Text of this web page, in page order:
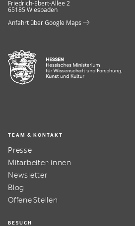
Friedrich-Ebert-Allee 2
65185 Wiesbaden
Anfahrt über Google Maps
TEAM & KONTAKT
Presse
Mitarbeiter:innen
Newsletter
Blog
Offene Stellen
BESUCH